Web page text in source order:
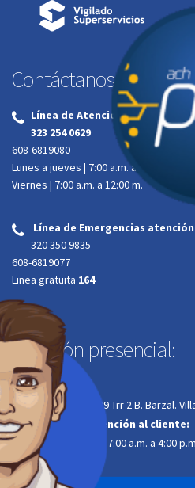
Contáctanos:
Línea de Atención al Cliente:
323 254 0629
608-6819080
Lunes a jueves | 7:00 a.m. a 4:00 p.m.
Viernes | 7:00 a.m. a 12:00 m.
Línea de Emergencias atención
320 350 9835
608-6819077
Linea gratuita 164
Atención presencial:
Dirección:
Calle 34A # 34-29 Trr 2 B. Barzal.
Horario de atención al cliente:
Lunes a jueves | 7:00 a.m. a 4:00
Viernes | 7:00 a.m. a
12:00 m. jornada continua